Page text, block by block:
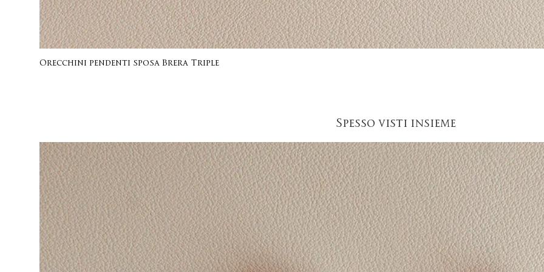
Orecchini pendenti sposa Brera Triple
Spesso visti insieme